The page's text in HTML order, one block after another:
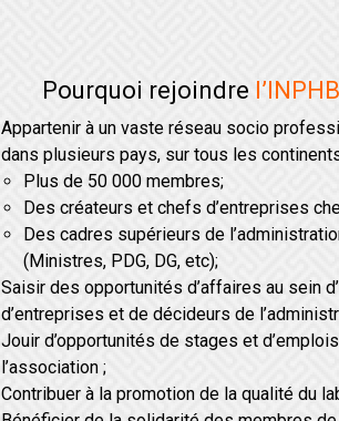
Pourquoi rejoindre
Appartenir à un vaste réseau socio
dans plusieurs pays, sur tous les
Plus de 50 000 membres;
Des créateurs et chefs d’entreprises
Des cadres supérieurs de
(Ministres, PDG, DG, etc);
Saisir des opportunités d’affaires au sein
d’entreprises et de décideurs de
Jouir d’opportunités de stages et
l’association ;
Contribuer à la promotion de la qualité du